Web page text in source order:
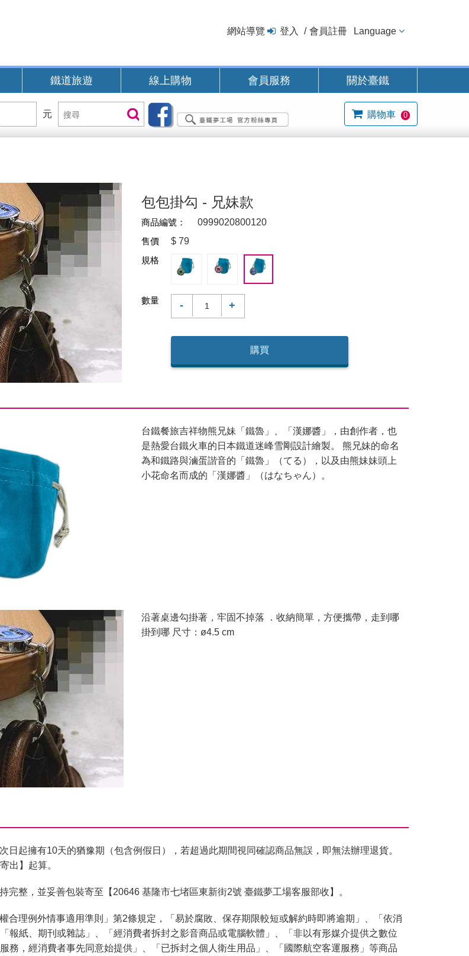
網站導覽 登入 會員註冊 Language
鐵道旅遊 線上購物 會員服務 關於臺鐵
位
元
搜
尋
搜尋 購物車 0
包包掛勾 - 兄妹款
商品編號：
0999020800120
售價
$ 79
規格
數量 - +
購買
台鐵餐旅吉祥物熊兄妹「鐵魯」、「漢娜醬」，由創作者，也
是熱愛台鐵火車的日本鐵道迷峰雪剛設計繪製。 熊兄妹的命名
為和鐵路與滷蛋諧音的「鐵魯」（てる），以及由熊妹妹頭上
小花命名而成的「漢娜醬」（はなちゃん）。
沿著桌邊勾掛著，牢固不掉落 ．收納簡單，方便攜帶，走到哪
掛到哪 尺寸：ø4.5 cm
日起擁有10天的猶豫期（包含例假日），若超過此期間視同確認商品無誤，即無法辦理退貨。
出】起算。
完整，並妥善包裝寄至【20646 基隆市七堵區東新街2號 臺鐵夢工場客服部收】。
合理例外情事適用準則」第2條規定，「易於腐敗、保存期限較短或解約時即將逾期」、「依消
報紙、期刊或雜誌」、「經消費者拆封之影音商品或電腦軟體」、「非以有形媒介提供之數位
務，經消費者事先同意始提供」、「已拆封之個人衛生用品」、「國際航空客運服務」等商品